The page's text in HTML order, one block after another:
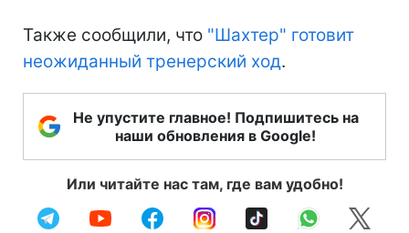
Также сообщили, что "Шахтер" готовит
неожиданный тренерский ход.
Не упустите главное! Подпишитесь на
наши обновления в Google!
Или читайте нас там, где вам удобно!